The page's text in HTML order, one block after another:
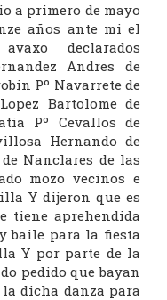
a primero de mayo
años ante mi el
declarados
Andres de
Pº Navarrete de
Bartolome de
Pº Cevallos de
Hernando de
Nanclares de las
mozo vecinos e
Y dijeron que es
tiene aprehendida
baile para la fiesta
Y por parte de la
pedido que bayan
dicha danza para